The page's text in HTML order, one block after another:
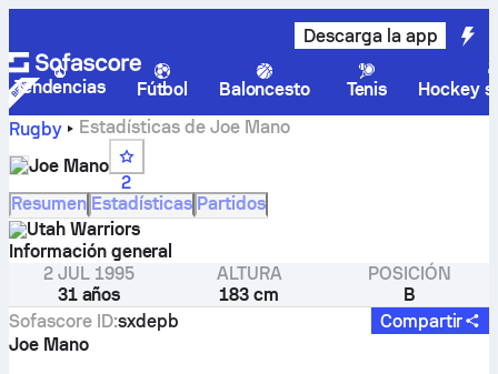
Descarga la app
Tendencias Fútbol Baloncesto Tenis
Hockey
Rugby
Estadísticas de Joe Mano
Joe Mano
2
Resumen Estadísticas Partidos
Utah Warriors
Información general
2 JUL 1995
31 años
ALTURA
183 cm
POSICIÓN
B
Sofascore ID:sxdepb
Compartir
Joe Mano